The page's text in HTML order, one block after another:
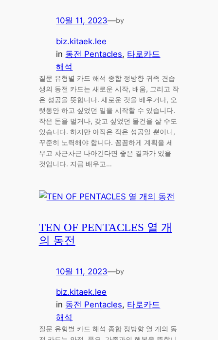
10월 11, 2023—by
biz.kitaek.lee
in 동전 Pentacles, 타로카드
해석
질문 유형별 카드 해석 종합 정방향 귀족 견습
생의 동전 카드는 새로운 시작, 배움, 그리고 작
은 성공을 뜻합니다. 새로운 것을 배우거나, 오
랫동안 하고 싶었던 일을 시작할 수 있습니다.
작은 돈을 벌거나, 갖고 싶었던 물건을 살 수도
있습니다. 하지만 아직은 작은 성공일 뿐이니,
꾸준히 노력해야 합니다. 꼼꼼하게 계획을 세
우고 차근차근 나아간다면 좋은 결과가 있을
것입니다. 지금 배우고…
TEN OF PENTACLES 열 개
의 동전
10월 11, 2023—by
biz.kitaek.lee
in 동전 Pentacles, 타로카드
해석
질문 유형별 카드 해석 종합 정방향 열 개의 동